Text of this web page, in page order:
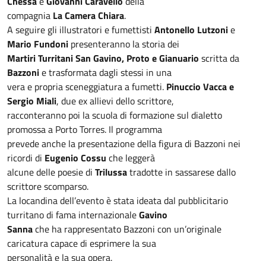
compagnia La Camera Chiara.
A seguire gli illustratori e fumettisti Antonello Lutzonie
Mario Fundoni presenteranno la storia dei
Martiri Turritani San Gavino, Proto e Gianuario scritta da
Bazzonie trasformata dagli stessi in una
vera e propria sceneggiatura a fumetti. Pinuccio Vacca e
Sergio Miali, due ex allievi dello scrittore,
racconteranno poi la scuola di formazione sul dialetto
promossa a Porto Torres. Il programma
prevede anche la presentazione della figura di Bazzoni nei
ricordi di Eugenio Cossu che leggerà
alcune delle poesie di Trilussatradotte in sassarese dallo
scrittore scomparso.
La locandina dell’evento è stata ideata dal pubblicitario
turritano di fama internazionaleGavino
Sannache ha rappresentato Bazzoni con un’originale
caricatura capace di esprimere la sua
personalità e la sua opera.